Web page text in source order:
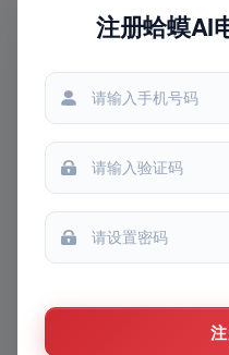
我的店铺
生成记录
我的收藏
我的推广
平台 1键
注册蛤蟆AI